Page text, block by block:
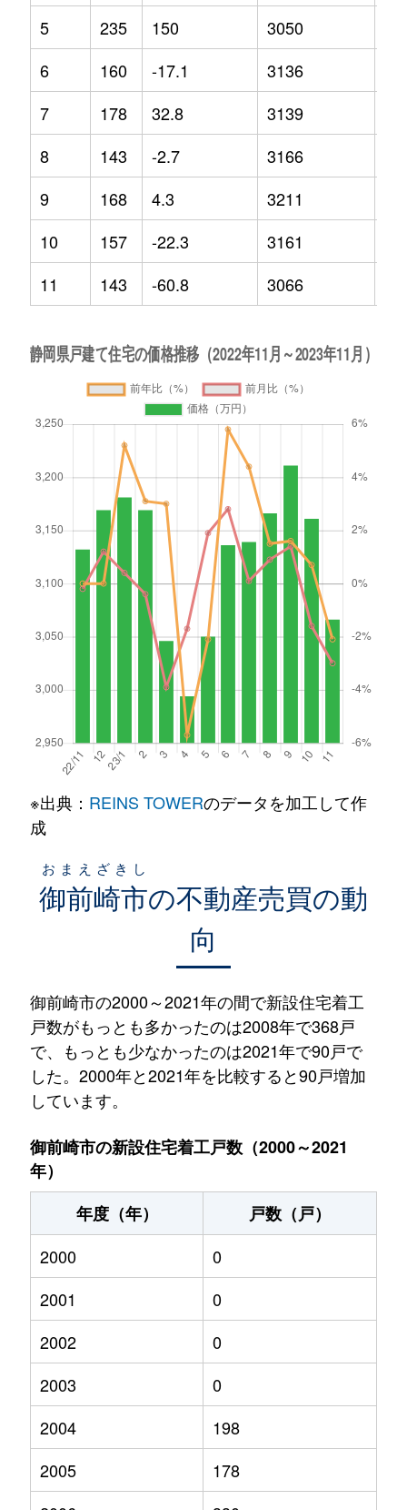
5
235 150 3050
6
160 -17.1 3136
7
178 32.8 3139
8
143 -2.7 3166
9
168 4.3 3211
10
157 -22.3 3161
11
143 -60.8 3066
※出典： REINS TOWERのデータを加工して作
成
御前崎市
おまえざきし
の不動産売買の動
向
御前崎市の2000～2021年の間で新設住宅着工
戸数がもっとも多かったのは2008年で368戸
で、もっとも少なかったのは2021年で90戸で
した。2000年と2021年を比較すると90戸増加
しています。
御前崎市の新設住宅着工戸数（2000～2021
年）
年度（年）
戸数（戸）
2000
0
2001
0
2002
0
2003
0
2004
198
2005
178